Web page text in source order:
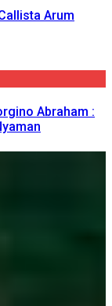
Arum
Abraham :